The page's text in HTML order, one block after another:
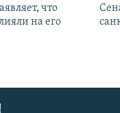
что
на его